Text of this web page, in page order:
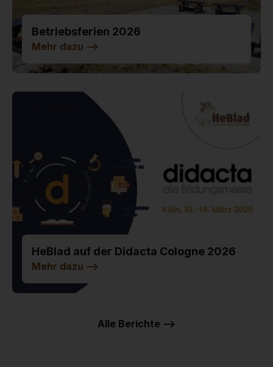
Betriebsferien 2026
Mehr dazu -->
HeBlad auf der Didacta Cologne 2026
Mehr dazu -->
Alle Berichte -->